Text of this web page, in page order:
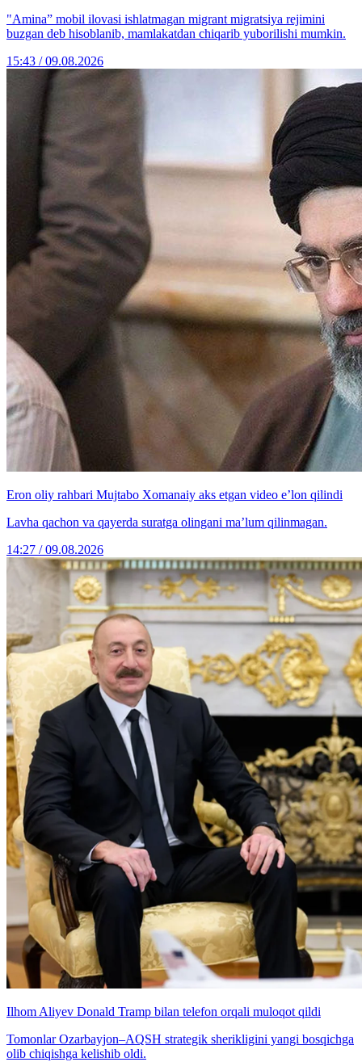
"Amina” mobil ilovasi ishlatmagan migrant migratsiya rejimini
buzgan deb hisoblanib, mamlakatdan chiqarib yuborilishi mumkin.
15:43 / 09.08.2026
Eron oliy rahbari Mujtabo Xomanaiy aks etgan video e’lon qilindi
Lavha qachon va qayerda suratga olingani ma’lum qilinmagan.
14:27 / 09.08.2026
Ilhom Aliyev Donald Tramp bilan telefon orqali muloqot qildi
Tomonlar Ozarbayjon–AQSH strategik sherikligini yangi bosqichga
olib chiqishga kelishib oldi.